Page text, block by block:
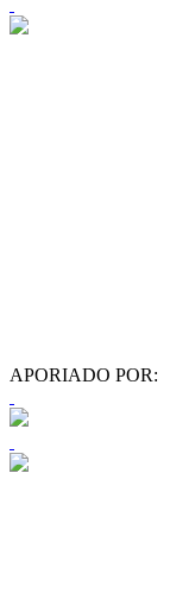
APORIADO POR: